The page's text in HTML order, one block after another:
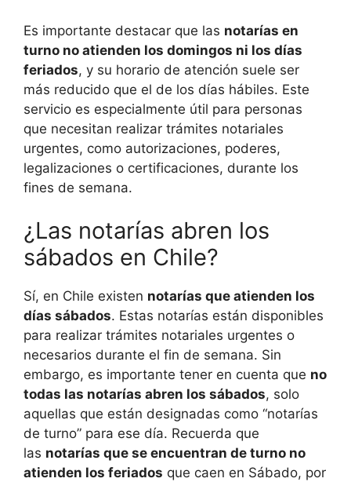
Es importante destacar que las notarías en
turno no atienden los domingos ni los días
feriados, y su horario de atención suele ser
más reducido que el de los días hábiles. Este
servicio es especialmente útil para personas
que necesitan realizar trámites notariales
urgentes, como autorizaciones, poderes,
legalizaciones o certificaciones, durante los
fines de semana.
¿Las notarías abren los
sábados en Chile?
Sí, en Chile existen notarías que atienden los
días sábados. Estas notarías están disponibles
para realizar trámites notariales urgentes o
necesarios durante el fin de semana. Sin
embargo, es importante tener en cuenta que no
todas las notarías abren los sábados, solo
aquellas que están designadas como “notarías
de turno” para ese día. Recuerda que
las notarías que se encuentran de turno no
atienden los feriados que caen en Sábado, por